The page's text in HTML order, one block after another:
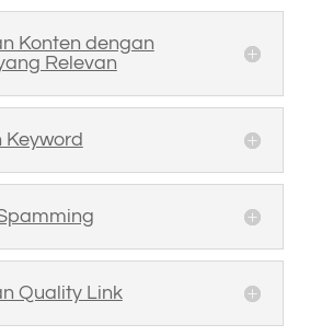
Konten dengan
Relevan
Keyword
Quality Link